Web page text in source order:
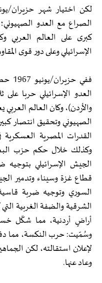
لكن اختيار شهر حزيران/
الصراع مع العدو
كبرى على العالم العربي
الإسرائيلي وعلى دور قوى
العدو الإسرائيلي حربا
والأردن)، وكان العالم
القدرات المصرية
وكذلك خلال حكم حزب
الجيش الإسرائيلي بتوجيه
قطاع غزة وسيناء وتدمير
السوري وتوجيه ضربة
الشرقية والضفة الغربية
أراضٍ أردنية، مما شكّل
وسُمّيت: حرب النكسة، مما
لإعلان استقالته، لكن
وعاد عنها.